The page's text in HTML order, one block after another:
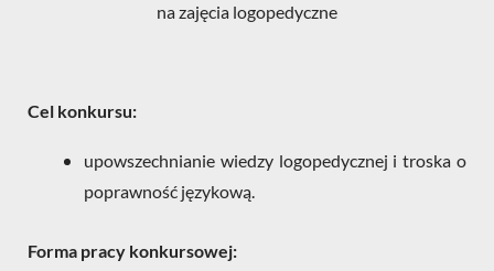
na zajęcia logopedyczne
Cel konkursu:
upowszechnianie wiedzy logopedycznej i troska o
poprawność językową.
Forma pracy konkursowej: